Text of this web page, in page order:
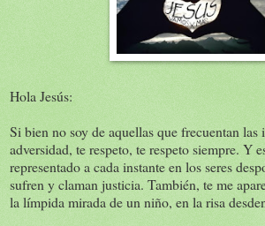
Hola Jesús:
Si bien no soy de aquellas que frecuentan las
adversidad, te respeto, te respeto siempre. Y
representado a cada instante en los seres
sufren y claman justicia. También, te me
la límpida mirada de un niño, en la risa